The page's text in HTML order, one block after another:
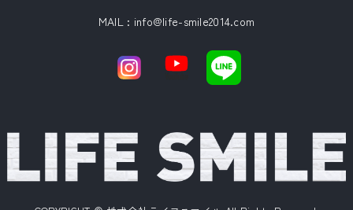
MAIL : info@life-smile2014.com